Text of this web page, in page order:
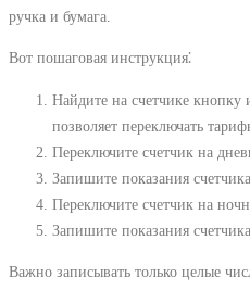
ручка и бумага.
Вот пошаговая инструкция⁚
Найдите на счетчике кнопку
позволяет переключать
Переключите счетчик на
Запишите показания
Переключите счетчик на
Запишите показания
Важно записывать только целые